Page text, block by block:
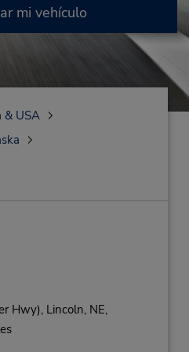
mi vehículo
& USA
Hwy), Lincoln, NE,